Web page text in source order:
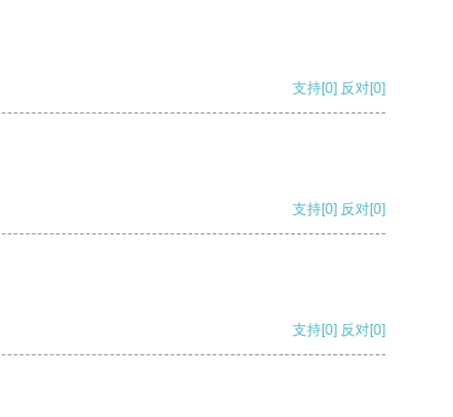
支持[0] 反对[0]
支持[0] 反对[0]
支持[0] 反对[0]